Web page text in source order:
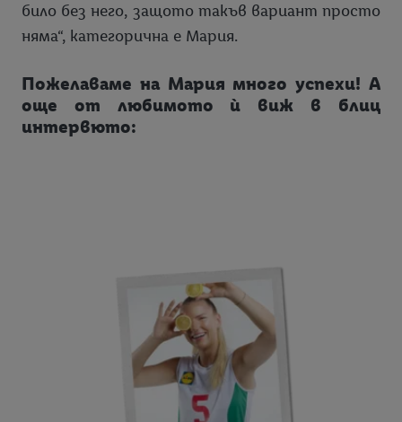
било без него, защото такъв вариант просто
няма“, категорична е Мария.
Пожелаваме на Мария много успехи! А
още от любимото ѝ виж в блиц
интервюто: